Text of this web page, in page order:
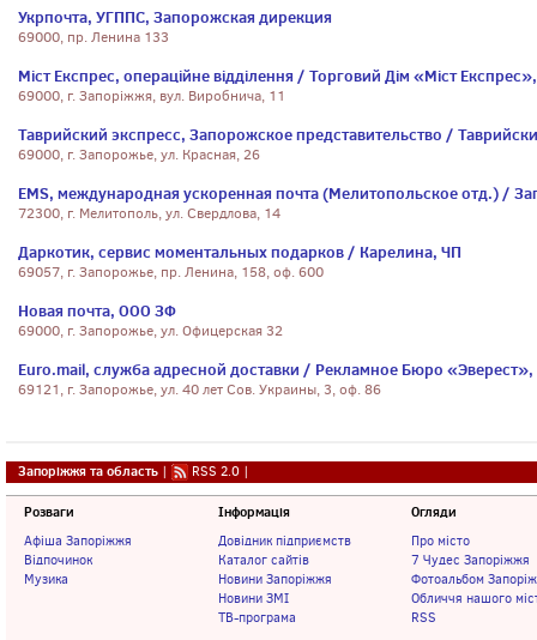
Укрпочта, УГППС, Запорожская дирекция
69000, пр. Ленина 133
Міст Експрес, операційне відділення / Торговий Дім «Міст
69000, г. Запоріжжя, вул. Виробнича, 11
Таврийский экспресс, Запорожское представительство /
69000, г. Запорожье, ул. Красная, 26
EMS, международная ускоренная почта (Мелитопольское отд.) /
72300, г. Мелитополь, ул. Свердлова, 14
Даркотик, сервис моментальных подарков / Карелина, ЧП
69057, г. Запорожье, пр. Ленина, 158, оф. 600
Новая почта, ООО ЗФ
69000, г. Запорожье, ул. Офицерская 32
Euro.mail, служба адресной доставки / Рекламное Бюро
69121, г. Запорожье, ул. 40 лет Сов. Украины, 3, оф. 86
Запоріжжя та область | RSS 2.0 |
Розваги
Афіша Запоріжжя
Відпочинок
Музика
Інформація
Довідник підприємств
Каталог сайтів
Новини Запоріжжя
Новини ЗМІ
ТВ-програма
Огляди
Про місто
7 Чудес Запоріжжя
Фотоальбом
Обличчя нашого
RSS